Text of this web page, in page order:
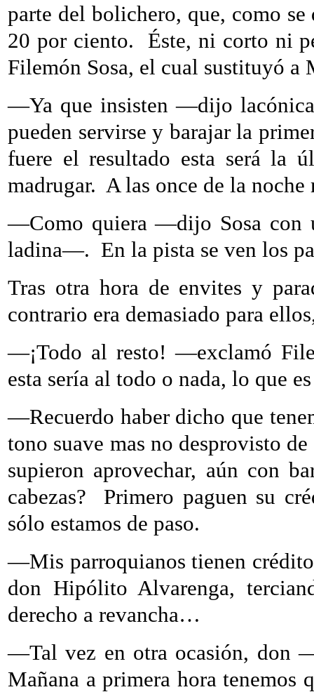
parte del bolichero, que, como
20 por ciento.
Éste, ni corto ni
Filemón Sosa, el cual sustituyó a
—Ya que insisten —dijo
pueden servirse y barajar la
fuere el resultado esta será la
madrugar. A las once de la
—Como quiera —dijo Sosa con
ladina—. En la pista se ven los
Tras otra hora de envites y
contrario era demasiado para
—¡Todo al resto! —exclamó
esta sería al todo o nada, lo que
—Recuerdo haber dicho que
tono suave mas no desprovisto
supieron aprovechar, aún con
cabezas?
Primero paguen su
sólo estamos de paso.
—Mis parroquianos tienen
don Hipólito Alvarenga,
derecho a revancha…
—Tal vez en otra ocasión, don
Mañana a primera hora tenemos